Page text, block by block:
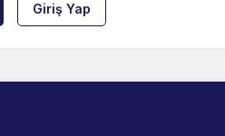
Giriş Yap